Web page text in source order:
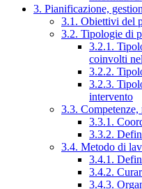
3. Pianificazione,
3.1. Obiettivi del
3.2. Tipologie di
3.2.1.
coinvolti
3.2.2.
3.2.3.
intervento
3.3.
3.3.1.
3.3.2.
3.4. Metodo di
3.4.1.
3.4.2.
3.4.3.